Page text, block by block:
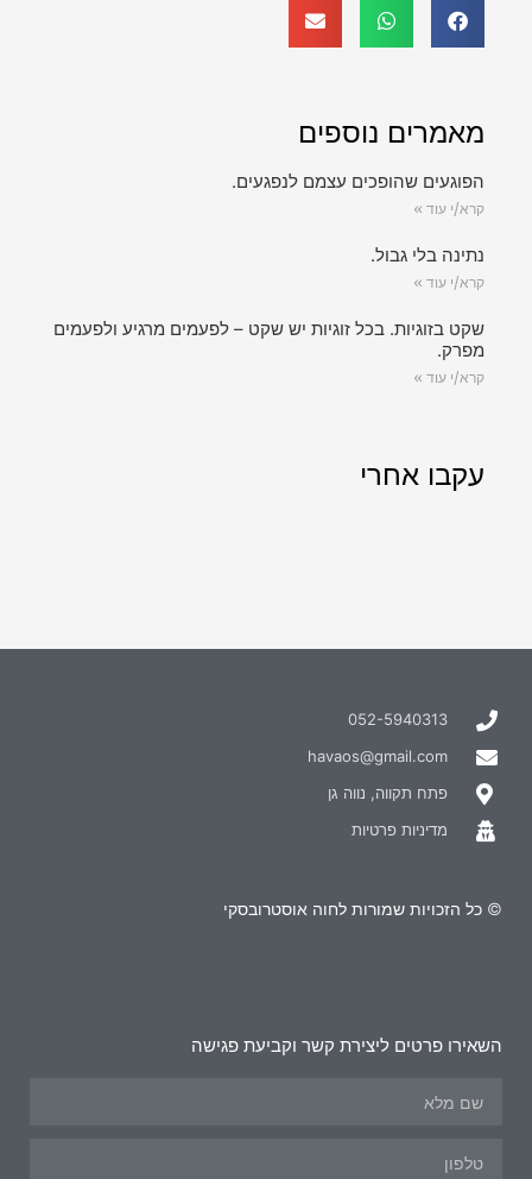
מאמרים נוספים
הפוגעים שהופכים עצמם לנפגעים.
קרא/י עוד »
נתינה בלי גבול.
קרא/י עוד »
שקט בזוגיות. בכל זוגיות יש שקט – לפעמים מרגיע ולפעמים
מפרק.
קרא/י עוד »
עקבו אחרי
052-5940313
havaos@gmail.com
פתח תקווה, נווה גן
מדיניות פרטיות
© כל הזכויות שמורות לחוה אוסטרובסקי
השאירו פרטים ליצירת קשר וקביעת פגישה